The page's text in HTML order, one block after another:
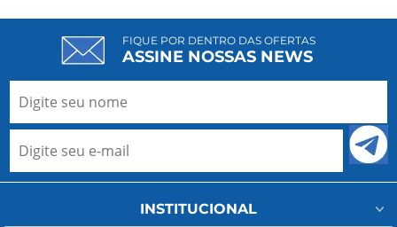
FIQUE POR DENTRO DAS OFERTAS
ASSINE NOSSAS NEWS
INSTITUCIONAL